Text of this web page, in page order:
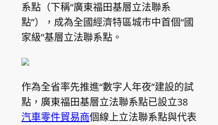
系點（下稱“廣東福田基層立法聯系
點”），成為全國經濟特區城市中首個“國
家級”基層立法聯系點。
作為全省率先推進“數字人年夜”建設的試
點，廣東福田基層立法聯系點已設立38
汽車零件貿易商個線上立法聯系點與代表